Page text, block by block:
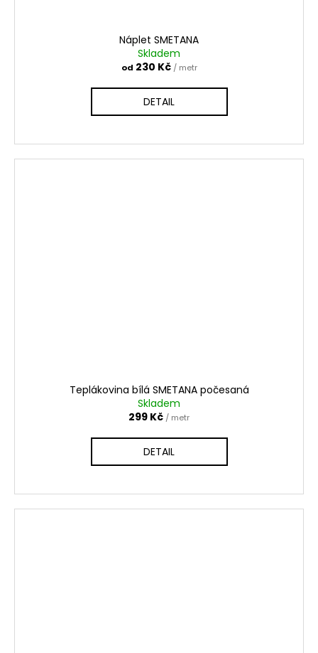
Náplet SMETANA
Skladem
od 230 Kč / metr
DETAIL
Teplákovina bílá SMETANA počesaná
Skladem
299 Kč / metr
DETAIL